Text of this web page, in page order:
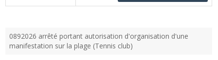
0892026 arrêté portant autorisation d'organisation d'une
manifestation sur la plage (Tennis club)